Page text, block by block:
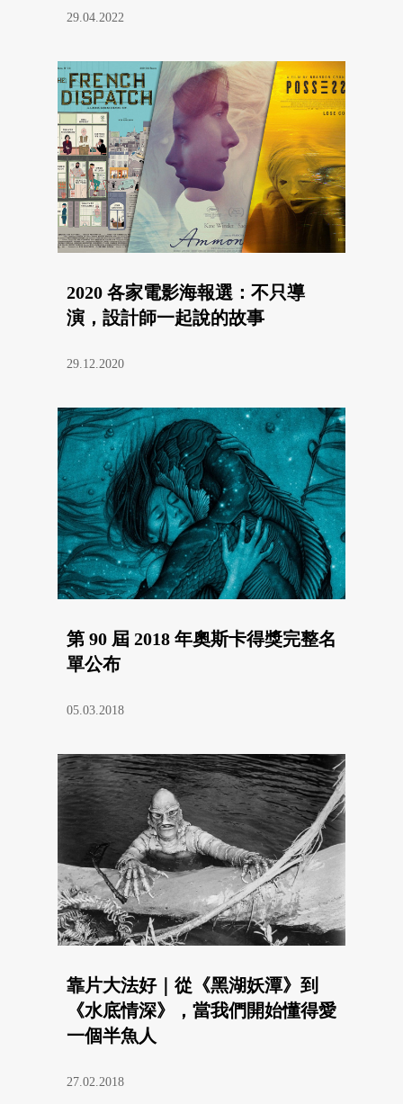
29.04.2022
2020 各家電影海報選：不只導
演，設計師一起說的故事
29.12.2020
第 90 屆 2018 年奧斯卡得獎完整名
單公布
05.03.2018
靠片大法好｜從《黑湖妖潭》到
《水底情深》，當我們開始懂得愛
一個半魚人
27.02.2018